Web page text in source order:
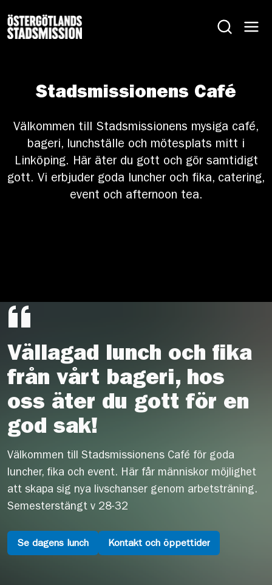
Stadsmissionens Café
Välkommen till Stadsmissionens mysiga café,
bageri, lunchställe och mötesplats mitt i
Linköping. Här äter du gott och gör samtidigt
gott. Vi erbjuder goda luncher och fika, catering,
event och afternoon tea.
Vällagad lunch och fika
från vårt bageri, hos
oss äter du gott för en
god sak!
Välkommen till Stadsmissionens Café för goda
luncher, fika och event. Här får människor möjlighet
att skapa sig nya livschanser genom arbetsträning.
Semesterstängt v 28-32
Se dagens lunch Kontakt och öppettider